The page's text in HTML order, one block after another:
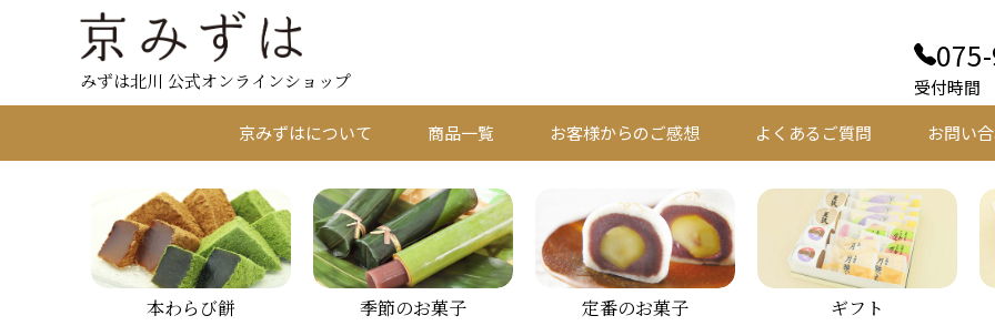
みずは北川 公式オンラインショップ
受付時間
京みずはについて
商品一覧 お客様からのご感想 よくあるご質問 お問い
本わらび餅 季節のお菓子 定番のお菓子 ギフト